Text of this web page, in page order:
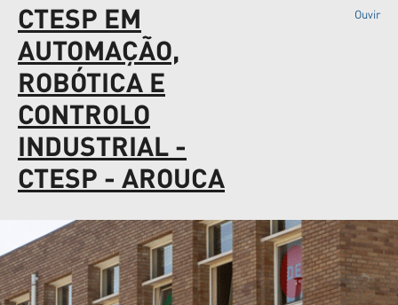
Ir
para
a
navegação
CTESP EM
AUTOMAÇÃO,
ROBÓTICA E
CONTROLO
INDUSTRIAL -
CTESP - AROUCA
Ouvir